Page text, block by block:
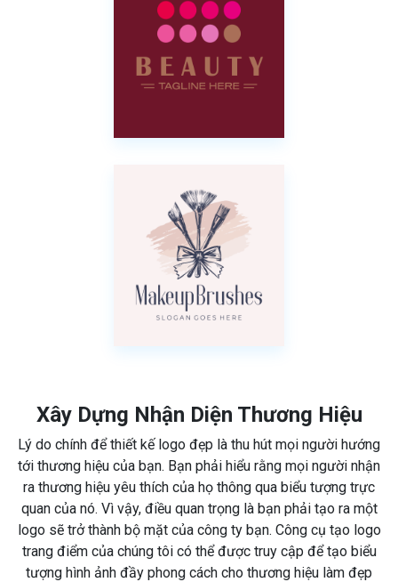
Xây Dựng Nhận Diện Thương Hiệu
Lý do chính để thiết kế logo đẹp là thu hút mọi người hướng
tới thương hiệu của bạn. Bạn phải hiểu rằng mọi người nhận
ra thương hiệu yêu thích của họ thông qua biểu tượng trực
quan của nó. Vì vậy, điều quan trọng là bạn phải tạo ra một
logo sẽ trở thành bộ mặt của công ty bạn. Công cụ tạo logo
trang điểm của chúng tôi có thể được truy cập để tạo biểu
tượng hình ảnh đầy phong cách cho thương hiệu làm đẹp